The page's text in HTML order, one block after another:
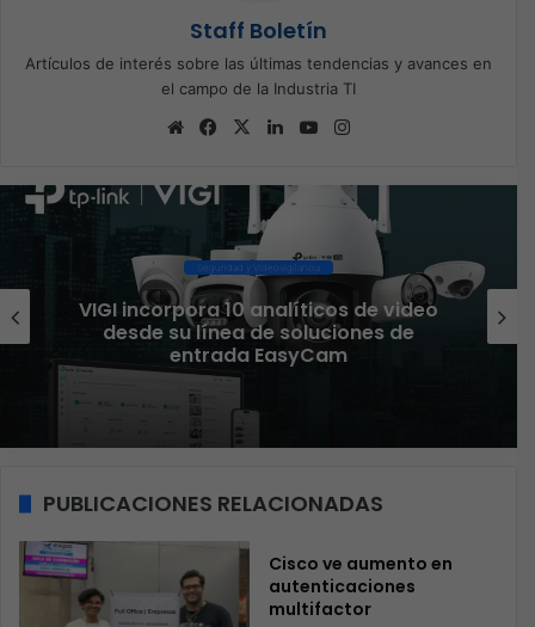
Staff Boletín
Artículos de interés sobre las últimas tendencias y avances en
el campo de la Industria TI
Sitio
Facebook
X LinkedInYouTube
Seguridad y Videovigilancia
VIGI incorpora 10 analíticos de video
desde su línea de soluciones de
entrada EasyCam
PUBLICACIONES RELACIONADAS
Cisco ve aumento en
autenticaciones
multifactor